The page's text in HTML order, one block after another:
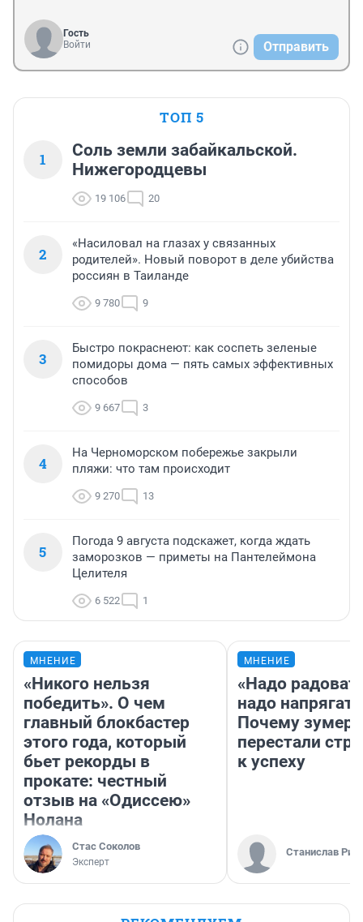
Гость
Войти
Отправить
ТОП 5
1
Соль земли забайкальской.
Нижегородцевы
19 106 20
2
«Насиловал на глазах у связанных
родителей». Новый поворот в деле убийства
россиян в Таиланде
9 780 9
3
Быстро покраснеют: как соспеть зеленые
помидоры дома — пять самых эффективных
способов
9 667 3
4
На Черноморском побережье закрыли
пляжи: что там происходит
9 270 13
5
Погода 9 августа подскажет, когда ждать
заморозков — приметы на Пантелеймона
Целителя
6 522 1
МНЕНИЕ
«Никого нельзя
победить». О чем
главный блокбастер
этого года, который
бьет рекорды в
прокате: честный
отзыв на «Одиссею»
Нолана
Стас Соколов
Эксперт
МНЕНИЕ
«Надо
надо
Почему
перестали
к успеху
Станислав